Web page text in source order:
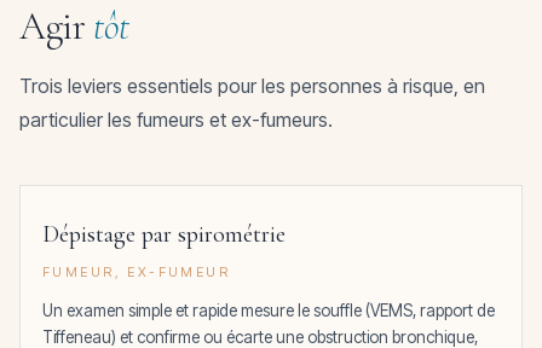
Agir tôt
Trois leviers essentiels pour les personnes à risque, en
particulier les fumeurs et ex-fumeurs.
Dépistage par spirométrie
FUMEUR, EX-FUMEUR
Un examen simple et rapide mesure le souffle (VEMS, rapport de
Tiffeneau) et confirme ou écarte une obstruction bronchique,